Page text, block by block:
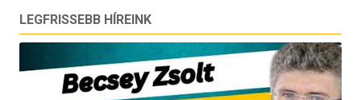
LEGFRISSEBB HÍREINK